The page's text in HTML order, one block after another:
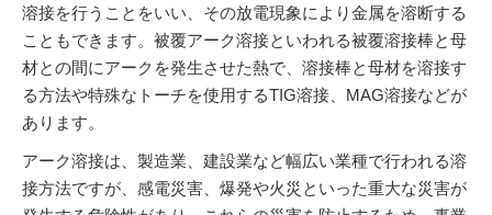
溶接を行うことをいい、その放電現象により金属を溶断する
こともできます。被覆アーク溶接といわれる被覆溶接棒と母
材との間にアークを発生させた熱で、溶接棒と母材を溶接す
る方法や特殊なトーチを使用するTIG溶接、MAG溶接などが
あります。
アーク溶接は、製造業、建設業など幅広い業種で行われる溶
接方法ですが、感電災害、爆発や火災といった重大な災害が